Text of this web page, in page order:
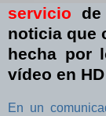
servicio
noticia que
hecha por
vídeo en
En un